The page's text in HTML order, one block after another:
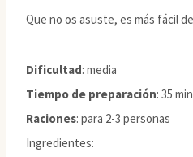
Que no os asuste, es más fácil
Dificultad: media
Tiempo de preparación: 35
Raciones: para 2-3 personas
Ingredientes: